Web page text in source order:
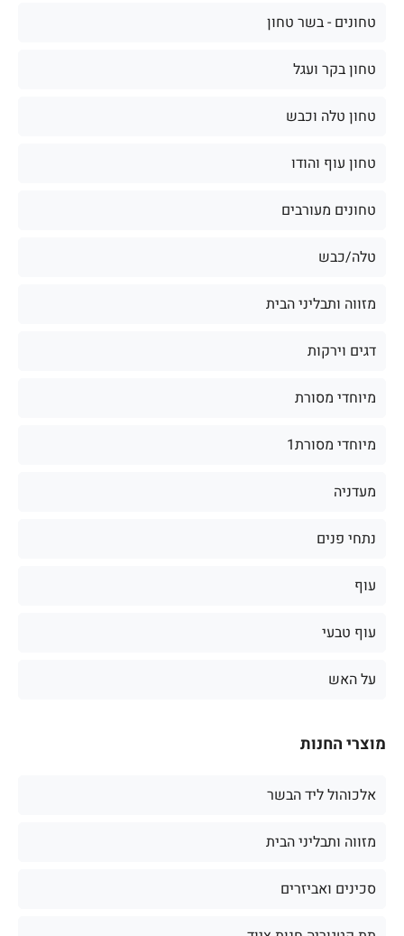
טחונים - בשר טחון
טחון בקר ועגל
טחון טלה וכבש
טחון עוף והודו
טחונים מעורבים
טלה/כבש
מזווה ותבליני הבית
דגים וירקות
מיוחדי מסורת
מיוחדי מסורת1
מעדניה
נתחי פנים
עוף
עוף טבעי
על האש
מוצרי החנות
אלכוהול ליד הבשר
מזווה ותבליני הבית
סכינים ואביזרים